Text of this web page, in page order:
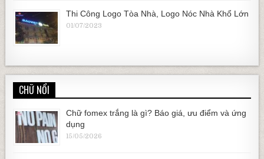
Thi Công Logo Tòa Nhà, Logo Nóc Nhà Khổ Lớn
01/07/2023
CHỮ NỔI
Chữ fomex trắng là gì? Báo giá, ưu điểm và ứng
dụng
15/05/2026